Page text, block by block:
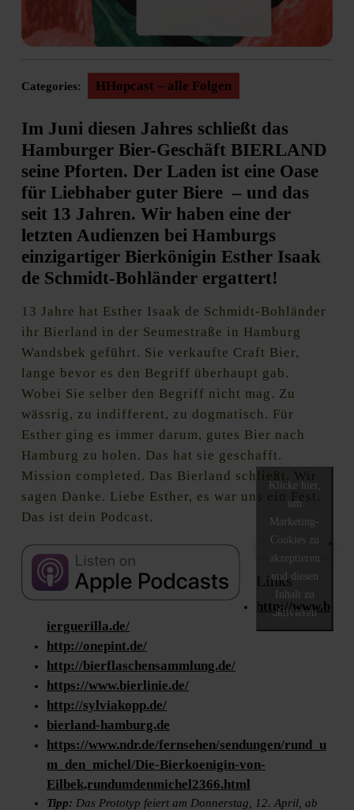
Categories: HHopcast – alle Folgen
Im Juni diesen Jahres schließt das
Hamburger Bier-Geschäft BIERLAND
seine Pforten. Der Laden ist eine Oase
für Liebhaber guter Biere – und das
seit 13 Jahren. Wir haben eine der
letzten Audienzen bei Hamburgs
einzigartiger Bierkönigin Esther Isaak
de Schmidt-Bohländer ergattert!
13 Jahre hat Esther Isaak de Schmidt-Bohländer
ihr Bierland in der Seumestraße in Hamburg
Wandsbek geführt. Sie verkaufte Craft Bier,
lange bevor es den Begriff überhaupt gab.
Wobei Sie selber den Begriff nicht mag. Zu
wässrig, zu indifferent, zu dogmatisch. Für
Esther ging es immer darum, gutes Bier nach
Hamburg zu holen. Das hat sie geschafft.
Mission completed. Das Bierland schließt. Wir
sagen Danke. Liebe Esther, es war uns ein Fest.
Das ist dein Podcast.
Klicke hier,
um
Marketing-
Cookies zu
akzeptieren
und diesen
Inhalt zu
aktivieren
Links
http://www.b
ierguerilla.de/
http://onepint.de/
http://bierflaschensammlung.de/
https://www.bierlinie.de/
http://sylviakopp.de/
bierland-hamburg.de
https://www.ndr.de/fernsehen/sendungen/rund_u
m_den_michel/Die-Bierkoenigin-von-
Eilbek,rundumdenmichel2366.html
Tipp: Das Prototyp feiert am Donnerstag, 12. April, ab